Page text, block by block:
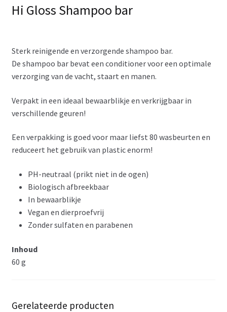
Hi Gloss Shampoo bar
Sterk reinigende en verzorgende shampoo bar.
De shampoo bar bevat een conditioner voor een optimale
verzorging van de vacht, staart en manen.
Verpakt in een ideaal bewaarblikje en verkrijgbaar in
verschillende geuren!
Een verpakking is goed voor maar liefst 80 wasbeurten en
reduceert het gebruik van plastic enorm!
PH-neutraal (prikt niet in de ogen)
Biologisch afbreekbaar
In bewaarblikje
Vegan en dierproefvrij
Zonder sulfaten en parabenen
Inhoud
60 g
Gerelateerde producten